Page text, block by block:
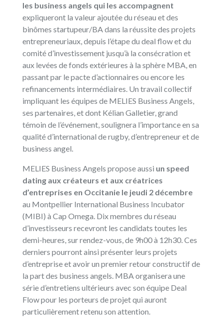
les business angels qui les accompagnent
expliqueront la valeur ajoutée du réseau et des
binômes startupeur/BA dans la réussite des projets
entrepreneuriaux, depuis l’étape du deal flow et du
comité d’investissement jusqu’à la consécration et
aux levées de fonds extérieures à la sphère MBA, en
passant par le pacte d’actionnaires ou encore les
refinancements intermédiaires. Un travail collectif
impliquant les équipes de MELIES Business Angels,
ses partenaires, et dont Kélian Galletier, grand
témoin de l’événement, soulignera l’importance en sa
qualité d’international de rugby, d’entrepreneur et de
business angel.
MELIES Business Angels propose aussi un speed
dating aux créateurs et aux créatrices
d’entreprises en Occitanie le jeudi 2 décembre
au Montpellier International Business Incubator
(MIBI) à Cap Omega. Dix membres du réseau
d’investisseurs recevront les candidats toutes les
demi-heures, sur rendez-vous, de 9h00 à 12h30. Ces
derniers pourront ainsi présenter leurs projets
d’entreprise et avoir un premier retour constructif de
la part des business angels. MBA organisera une
série d’entretiens ultérieurs avec son équipe Deal
Flow pour les porteurs de projet qui auront
particulièrement retenu son attention.